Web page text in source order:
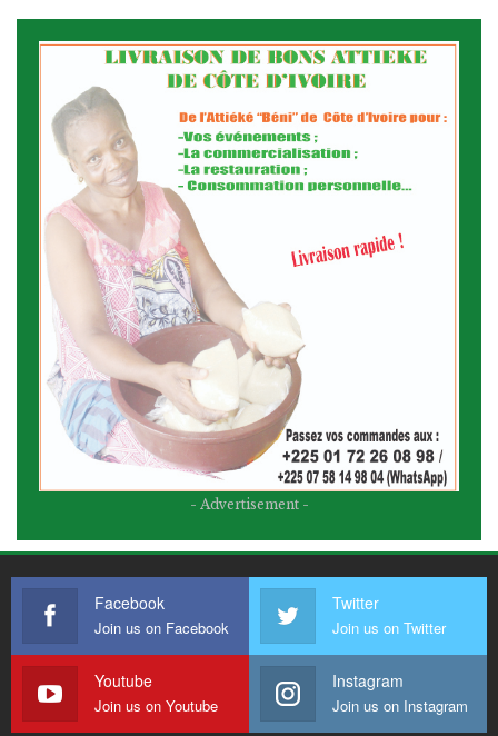
- Advertisement -
Facebook
Join us on Facebook
Twitter
Join us on Twitter
Youtube
Join us on Youtube
Instagram
Join us on Instagram